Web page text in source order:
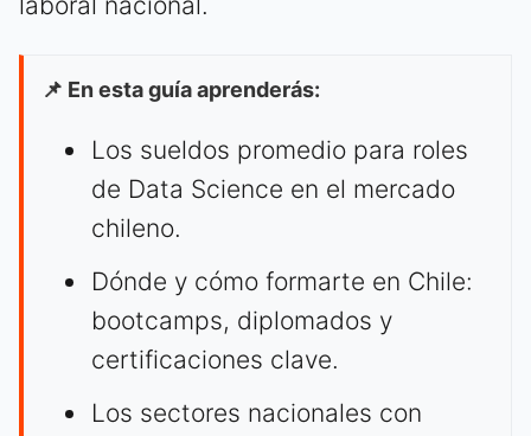
📌 En esta guía aprenderás:
Los sueldos promedio para roles
de Data Science en el mercado
chileno.
Dónde y cómo formarte en Chile:
bootcamps, diplomados y
certificaciones clave.
Los sectores nacionales con